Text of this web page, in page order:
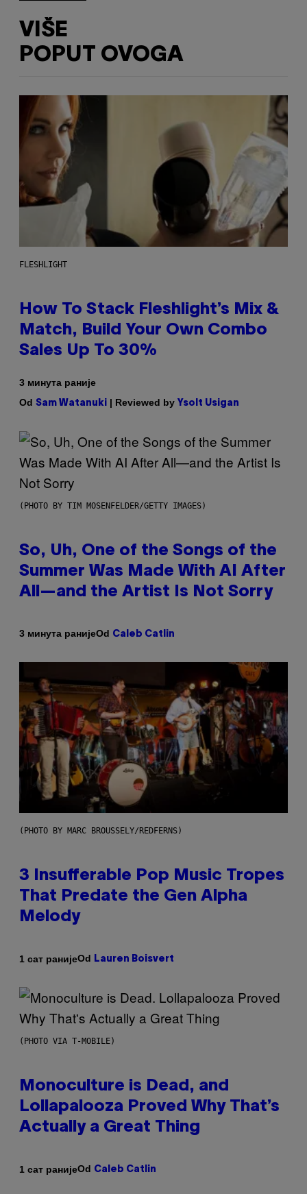
VIŠE
POPUT OVOGA
FLESHLIGHT
How To Stack Fleshlight’s Mix &
Match, Build Your Own Combo
Sales Up To 30%
3 минута раније
Od Sam Watanuki | Reviewed by Ysolt Usigan
(PHOTO BY TIM MOSENFELDER/GETTY IMAGES)
So, Uh, One of the Songs of the
Summer Was Made With AI After
All—and the Artist Is Not Sorry
3 минута ранијеOd Caleb Catlin
(PHOTO BY MARC BROUSSELY/REDFERNS)
3 Insufferable Pop Music Tropes
That Predate the Gen Alpha
Melody
1 сат ранијеOd Lauren Boisvert
(PHOTO VIA T-MOBILE)
Monoculture is Dead, and
Lollapalooza Proved Why That’s
Actually a Great Thing
1 сат ранијеOd Caleb Catlin